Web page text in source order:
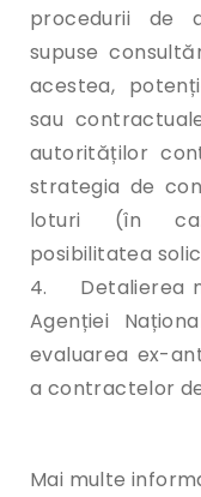
procedurii de
supuse
acestea,
sau
autorităților
strategia de
loturi (în
posibilitatea
4. Detalierea
Agenției
evaluarea ex-
a contractelor
Mai multe